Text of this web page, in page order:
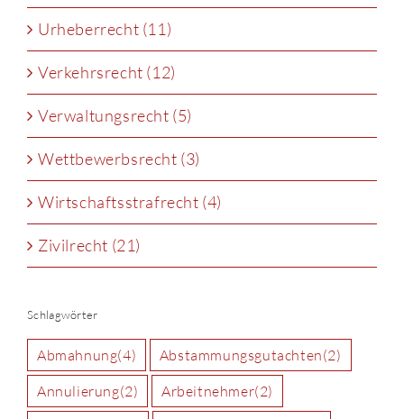
Urheberrecht (11)
Verkehrsrecht (12)
Verwaltungsrecht (5)
Wettbewerbsrecht (3)
Wirtschaftsstrafrecht (4)
Zivilrecht (21)
Schlagwörter
Abmahnung(4) Abstammungsgutachten(2)
Annulierung(2) Arbeitnehmer(2)